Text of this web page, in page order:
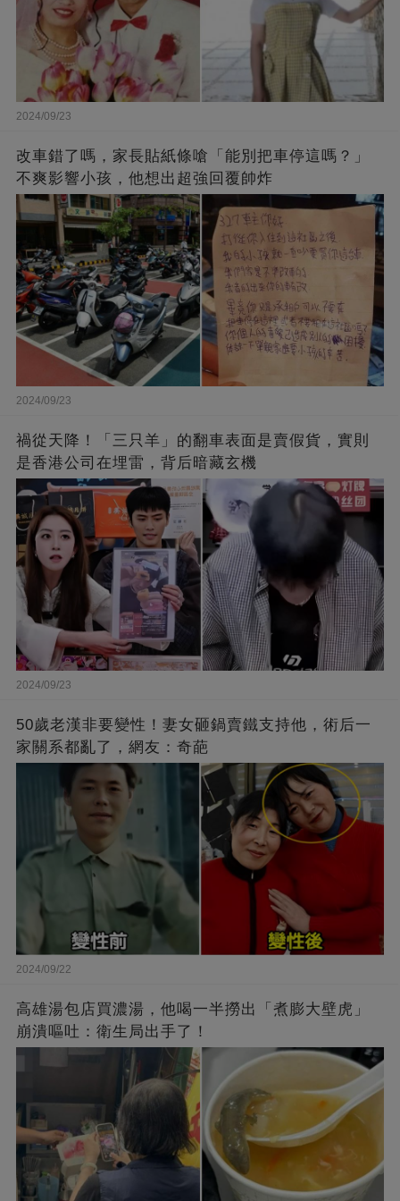
2024/09/23
改車錯了嗎，家長貼紙條嗆「能別把車停這嗎？」
不爽影響小孩，他想出超強回覆帥炸
2024/09/23
禍從天降！「三只羊」的翻車表面是賣假貨，實則
是香港公司在埋雷，背后暗藏玄機
2024/09/23
50歲老漢非要變性！妻女砸鍋賣鐵支持他，術后一
家關系都亂了，網友：奇葩
2024/09/22
高雄湯包店買濃湯，他喝一半撈出「煮膨大壁虎」
崩潰嘔吐：衛生局出手了！